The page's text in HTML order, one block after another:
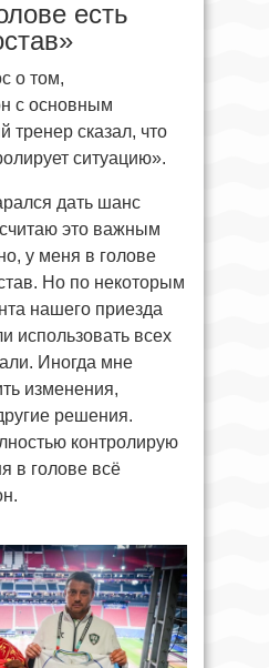
есть
о том,
с основным
тренер сказал, что
ситуацию».
дать шанс
это важным
у меня в голове
Но по некоторым
нашего приезда
использовать всех
Иногда мне
изменения,
решения.
контролирую
в голове всё